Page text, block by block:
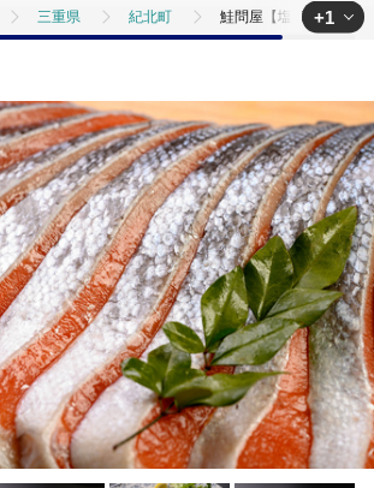
三重県 紀北町 鮭問屋【塩銀鮭】切身
+1